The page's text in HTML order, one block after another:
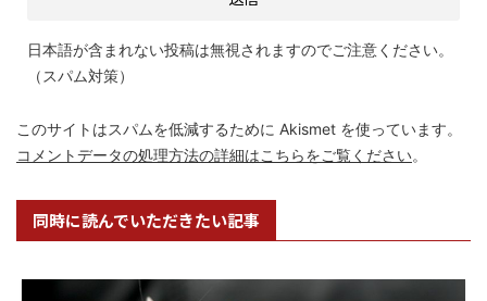
日本語が含まれない投稿は無視されますのでご注意ください。
（スパム対策）
このサイトはスパムを低減するために Akismet を使っています。
コメントデータの処理方法の詳細はこちらをご覧ください。
同時に読んでいただきたい記事